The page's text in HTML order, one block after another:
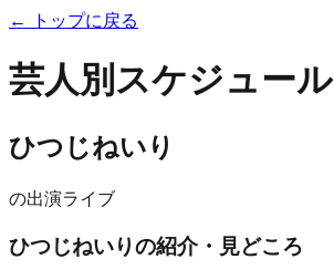
← トップに戻る
芸人別スケジュール
ひつじねいり
の出演ライブ
ひつじねいりの紹介・見どころ